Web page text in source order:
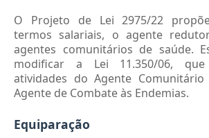
O Projeto de Lei 2975/22
termos salariais, o agente
agentes comunitários de saúde.
modificar a Lei 11.350/06,
atividades do Agente
Agente de Combate às Endemias.
Equiparação